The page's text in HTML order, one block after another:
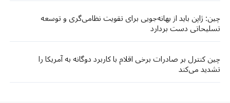
چین: ژاپن باید از بهانه‌جویی برای تقویت نظامی‌گری و توسعه
تسلیحاتی دست بردارد
چین کنترل بر صادرات برخی اقلام با کاربرد دوگانه به آمریکا را
تشدید می‌کند